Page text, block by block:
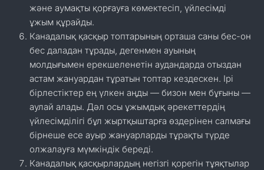
және аумақты қорғауға көмектесіп, үйлесімді
ұжым құрайды.
Канадалық қасқыр топтарының орташа саны бес-он
бес даладан тұрады, дегенмен ауының
молдығымен ерекшеленетін аудандарда отыздан
астам жануардан тұратын топтар кездескен. Ірі
бірлестіктер ең үлкен аңды — бизон мен бұғыны —
аулай алады. Дәл осы ұжымдық әрекеттердің
үйлесімділігі бұл жыртқыштарға өздерінен салмағы
бірнеше есе ауыр жануарларды тұрақты түрде
олжалауға мүмкіндік береді.
Канадалық қасқырлардың негізгі қорегін тұяқтылар